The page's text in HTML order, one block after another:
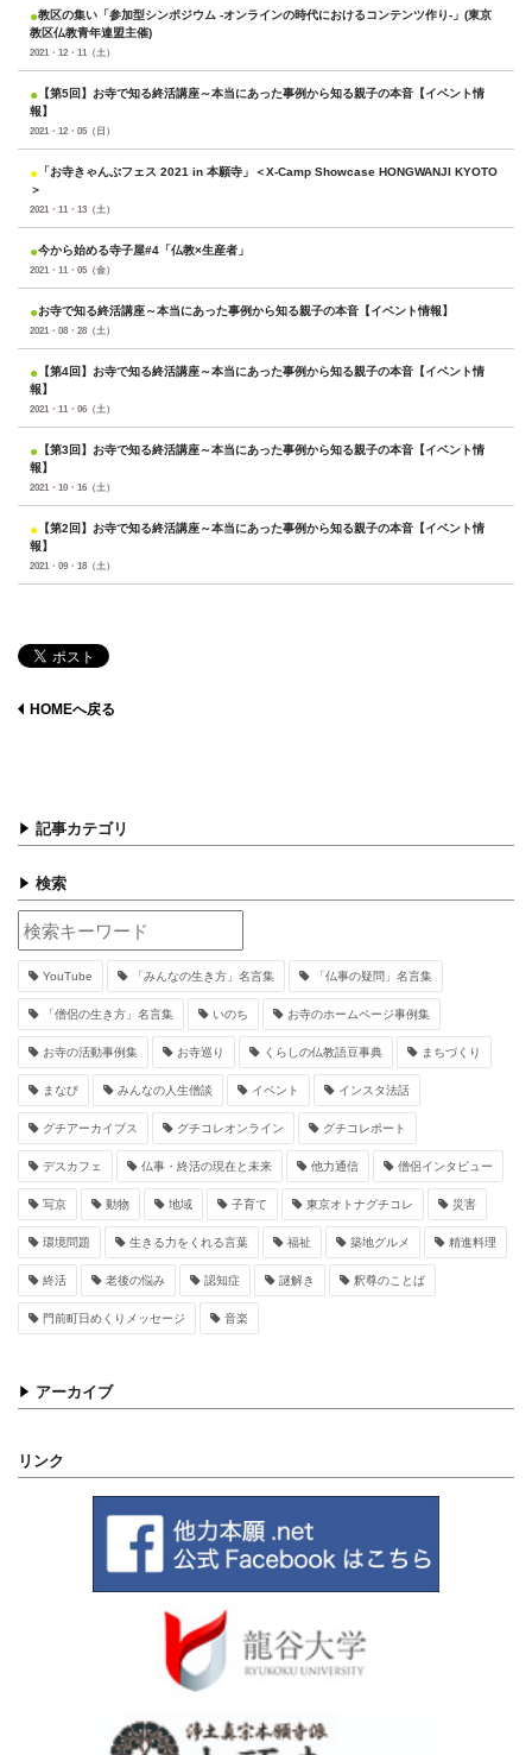
2021・12・11（土）
●教区の集い「参加型シンポジウム -オンラインの時代におけるコンテンツ作り-」(東京
教区仏教青年連盟主催)
2021・12・05（日）
● 【第5回】お寺で知る終活講座～本当にあった事例から知る親子の本音【イベント情
報】
2021・11・13（土）
● 「お寺きゃんぷフェス 2021 in 本願寺」＜X-Camp Showcase HONGWANJI KYOTO
＞
2021・11・05（金）
●今から始める寺子屋#4「仏教×生産者」
2021・08・28（土）
●お寺で知る終活講座～本当にあった事例から知る親子の本音【イベント情報】
2021・11・06（土）
● 【第4回】お寺で知る終活講座～本当にあった事例から知る親子の本音【イベント情
報】
2021・10・16（土）
● 【第3回】お寺で知る終活講座～本当にあった事例から知る親子の本音【イベント情
報】
2021・09・18（土）
● 【第2回】お寺で知る終活講座～本当にあった事例から知る親子の本音【イベント情
報】
HOMEへ戻る
記事カテゴリ
検索
YouTube 「みんなの生き方」名言集 「仏事の疑問」名言集
「僧侶の生き方」名言集 いのち お寺のホームページ事例集
お寺の活動事例集 お寺巡り くらしの仏教語豆事典 まちづくり
まなび みんなの人生僧談 イベント インスタ法話
グチアーカイブス グチコレオンライン グチコレポート
デスカフェ 仏事・終活の現在と未来 他力通信 僧侶インタビュー
写京 動物 地域 子育て 東京オトナグチコレ 災害
環境問題 生きる力をくれる言葉 福祉 築地グルメ 精進料理
終活 老後の悩み 認知症 謎解き 釈尊のことば
門前町日めくりメッセージ 音楽
アーカイブ
リンク